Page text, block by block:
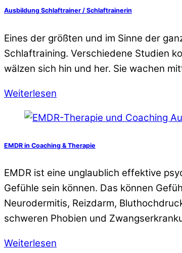
Ausbildung Schlaftrainer / Schlaftrainerin
Eines der größten und im Sinne der
Schlaftraining. Verschiedene Studien
wälzen sich hin und her. Sie wachen
Weiterlesen
EMDR in Coaching & Therapie
EMDR ist eine unglaublich effektive
Gefühle sein können. Das können
Neurodermitis, Reizdarm,
schweren Phobien und
Weiterlesen